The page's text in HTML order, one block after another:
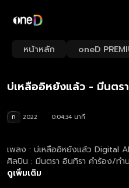
หน้าหลัก oneD
บ่เหลืออิหยังแล้ว - มีนตร
ท 2022
0:04:34 นาที
เพลง : บ่เหลืออิหยังแล้ว Digital
ศิลปิน : มีนตรา อินทิรา คำร้อง/ทำ
นบอร์ดสตูดิโอ
ดูเพิ่มเติม